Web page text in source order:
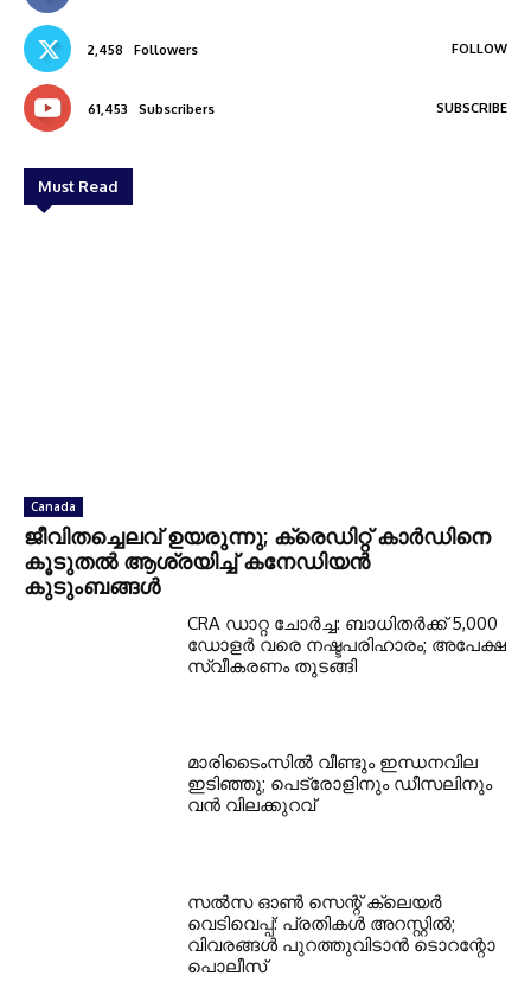
2,458 Followers FOLLOW
61,453 Subscribers SUBSCRIBE
Must Read
Canada
ജീവിതച്ചെലവ് ഉയരുന്നു; ക്രെഡിറ്റ് കാർഡിനെ
കൂടുതൽ ആശ്രയിച്ച് കനേഡിയൻ
കുടുംബങ്ങൾ
CRA ഡാറ്റ ചോർച്ച: ബാധിതർക്ക് 5,000
ഡോളർ വരെ നഷ്ടപരിഹാരം; അപേക്ഷ
സ്വീകരണം തുടങ്ങി
മാരിടൈംസിൽ വീണ്ടും ഇന്ധനവില
ഇടിഞ്ഞു; പെട്രോളിനും ഡീസലിനും
വൻ വിലക്കുറവ്
സൽസ ഓൺ സെന്റ് ക്ലെയർ
വെടിവെപ്പ്: പ്രതികൾ അറസ്റ്റിൽ;
വിവരങ്ങൾ പുറത്തുവിടാൻ ടൊറന്റോ
പൊലീസ്